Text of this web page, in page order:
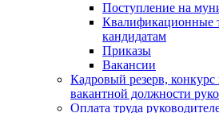
Поступление на
Квалификационные
кандидатам
Приказы
Вакансии
Кадровый резерв,
вакантной должности
Оплата труда